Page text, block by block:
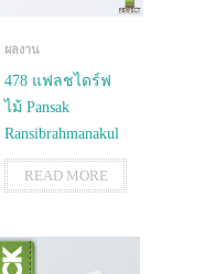
ผลงาน
478 แฟลชไดร์ฟ
ไม้ Pansak
Ransibrahmanakul
READ MORE